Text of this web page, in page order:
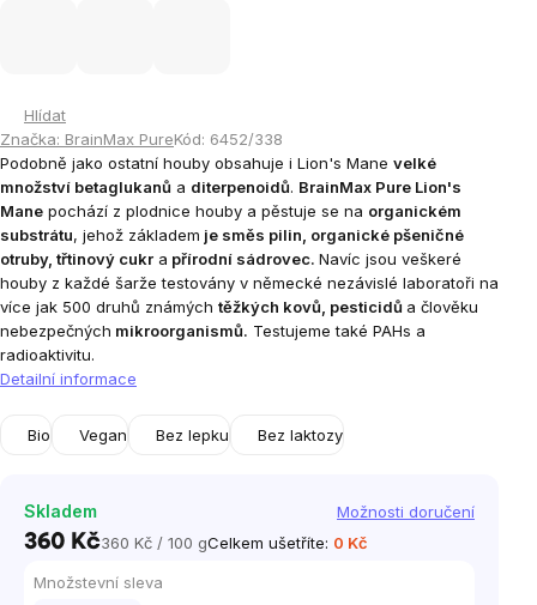
Hlídat
Značka: BrainMax PureKód: 6452/338
Podobně jako ostatní houby obsahuje i Lion's Mane velké
množství betaglukanů a diterpenoidů. BrainMax Pure Lion's
Mane pochází z plodnice houby a pěstuje se na organickém
substrátu, jehož základem je směs pilin, organické pšeničné
otruby, třtinový cukr a přírodní sádrovec. Navíc jsou veškeré
houby z každé šarže testovány v německé nezávislé laboratoři na
více jak 500 druhů známých těžkých kovů, pesticidů a člověku
nebezpečných mikroorganismů. Testujeme také PAHs a
radioaktivitu.
Detailní informace
Bio Vegan Bez lepku Bez laktozy
Skladem Možnosti doručení
360 KčMěrná
cena:
360 Kč / 100 gCelkem ušetříte: 0 Kč
Množstevní sleva